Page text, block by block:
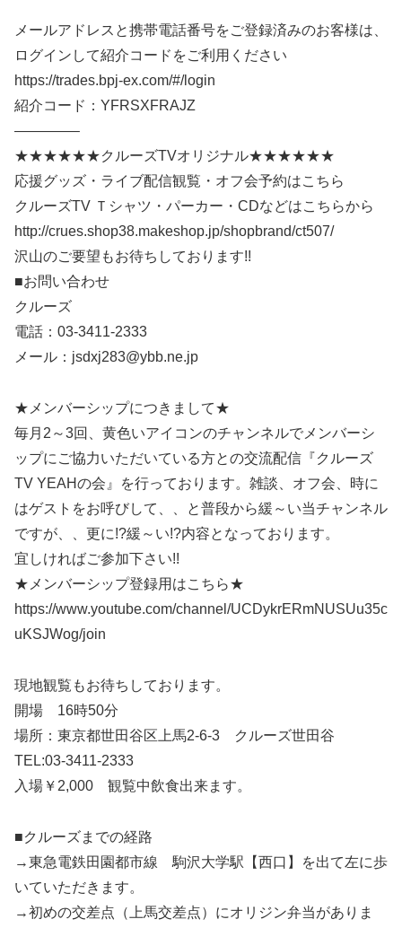
メールアドレスと携帯電話番号をご登録済みのお客様は、
ログインして紹介コードをご利用ください
https://trades.bpj-ex.com/#/login
紹介コード：YFRSXFRAJZ
————–
★★★★★★クルーズTVオリジナル★★★★★★
応援グッズ・ライブ配信観覧・オフ会予約はこちら
クルーズTV Ｔシャツ・パーカー・CDなどはこちらから
http://crues.shop38.makeshop.jp/shopbrand/ct507/
沢山のご要望もお待ちしております!!
■お問い合わせ
クルーズ
電話：03-3411-2333
メール：jsdxj283@ybb.ne.jp
★メンバーシップにつきまして★
毎月2～3回、黄色いアイコンのチャンネルでメンバーシ
ップにご協力いただいている方との交流配信『クルーズ
TV YEAHの会』を行っております。雑談、オフ会、時に
はゲストをお呼びして、、と普段から緩～い当チャンネル
ですが、、更に!?緩～い!?内容となっております。
宜しければご参加下さい!!
★メンバーシップ登録用はこちら★
https://www.youtube.com/channel/UCDykrERmNUSUu35c
uKSJWog/join
現地観覧もお待ちしております。
開場 16時50分
場所：東京都世田谷区上馬2-6-3 クルーズ世田谷
TEL:03-3411-2333
入場￥2,000 観覧中飲食出来ます。
■クルーズまでの経路
→東急電鉄田園都市線 駒沢大学駅【西口】を出て左に歩
いていただきます。
→初めの交差点（上馬交差点）にオリジン弁当がありま